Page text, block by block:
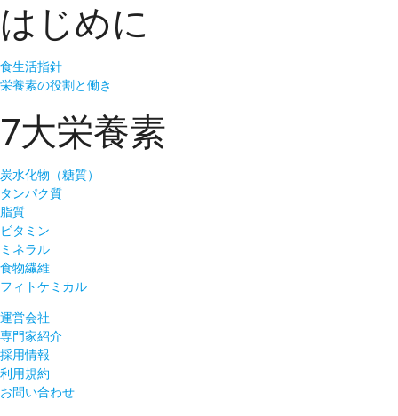
はじめに
食生活指針
栄養素の役割と働き
7大栄養素
炭水化物（糖質）
タンパク質
脂質
ビタミン
ミネラル
食物繊維
フィトケミカル
運営会社
専門家紹介
採用情報
利用規約
お問い合わせ